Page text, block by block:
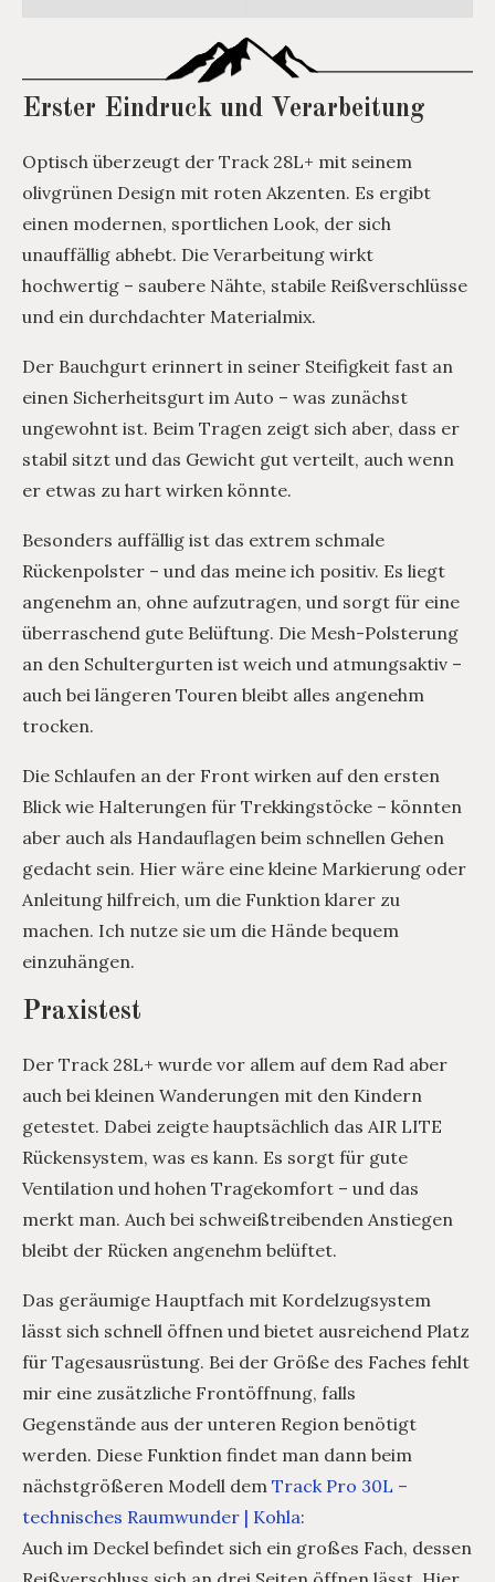
Erster Eindruck und Verarbeitung
Optisch überzeugt der Track 28L+ mit seinem
olivgrünen Design mit roten Akzenten. Es ergibt
einen modernen, sportlichen Look, der sich
unauffällig abhebt. Die Verarbeitung wirkt
hochwertig – saubere Nähte, stabile Reißverschlüsse
und ein durchdachter Materialmix.
Der Bauchgurt erinnert in seiner Steifigkeit fast an
einen Sicherheitsgurt im Auto – was zunächst
ungewohnt ist. Beim Tragen zeigt sich aber, dass er
stabil sitzt und das Gewicht gut verteilt, auch wenn
er etwas zu hart wirken könnte.
Besonders auffällig ist das extrem schmale
Rückenpolster – und das meine ich positiv. Es liegt
angenehm an, ohne aufzutragen, und sorgt für eine
überraschend gute Belüftung. Die Mesh-Polsterung
an den Schultergurten ist weich und atmungsaktiv –
auch bei längeren Touren bleibt alles angenehm
trocken.
Die Schlaufen an der Front wirken auf den ersten
Blick wie Halterungen für Trekkingstöcke – könnten
aber auch als Handauflagen beim schnellen Gehen
gedacht sein. Hier wäre eine kleine Markierung oder
Anleitung hilfreich, um die Funktion klarer zu
machen. Ich nutze sie um die Hände bequem
einzuhängen.
Praxistest
Der Track 28L+ wurde vor allem auf dem Rad aber
auch bei kleinen Wanderungen mit den Kindern
getestet. Dabei zeigte hauptsächlich das AIR LITE
Rückensystem, was es kann. Es sorgt für gute
Ventilation und hohen Tragekomfort – und das
merkt man. Auch bei schweißtreibenden Anstiegen
bleibt der Rücken angenehm belüftet.
Das geräumige Hauptfach mit Kordelzugsystem
lässt sich schnell öffnen und bietet ausreichend Platz
für Tagesausrüstung. Bei der Größe des Faches fehlt
mir eine zusätzliche Frontöffnung, falls
Gegenstände aus der unteren Region benötigt
werden. Diese Funktion findet man dann beim
nächstgrößeren Modell dem Track Pro 30L –
technisches Raumwunder | Kohla:
Auch im Deckel befindet sich ein großes Fach, dessen